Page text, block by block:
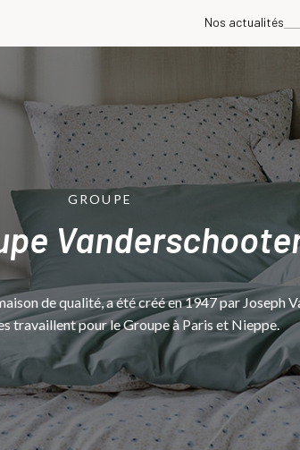
Nos actualités
GROUPE
de qualité, a été créé en 1947 par Joseph
travaillent pour le Groupe à Paris et Nieppe.